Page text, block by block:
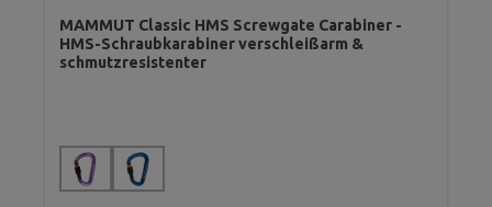
MAMMUT Classic HMS Screwgate Carabiner -
HMS-Schraubkarabiner verschleißarm &
schmutzresistenter
Farbe auswählen